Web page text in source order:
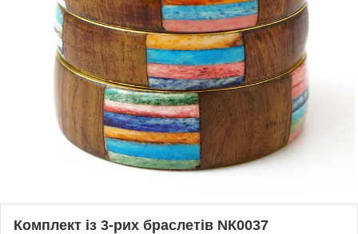
Комплект із 3-рих браслетів NК0037